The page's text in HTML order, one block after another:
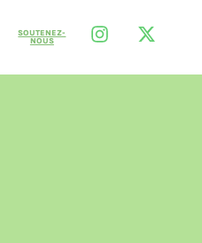
SOUTENEZ-
NOUS